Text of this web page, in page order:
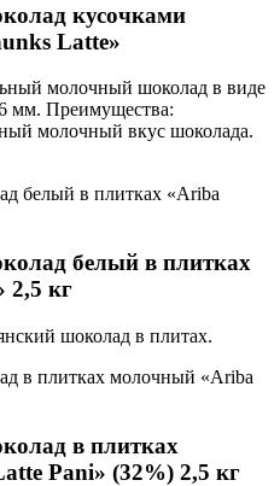
кусочками
Latte»
молочный шоколад в виде
мм. Преимущества:
молочный вкус шоколада.
белый в плитках
2,5 кг
шоколад в плитах.
в плитках
Pani» (32%) 2,5 кг